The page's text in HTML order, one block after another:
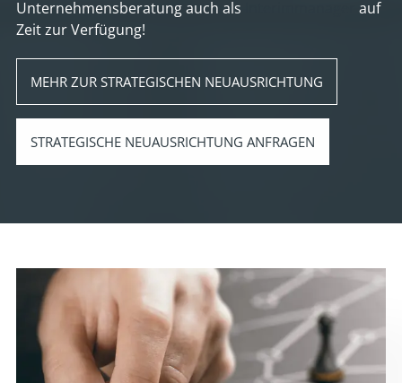
Unternehmensberatung auch als
auf
Zeit zur Verfügung!
MEHR ZUR STRATEGISCHEN NEUAUSRICHTUNG
STRATEGISCHE NEUAUSRICHTUNG ANFRAGEN